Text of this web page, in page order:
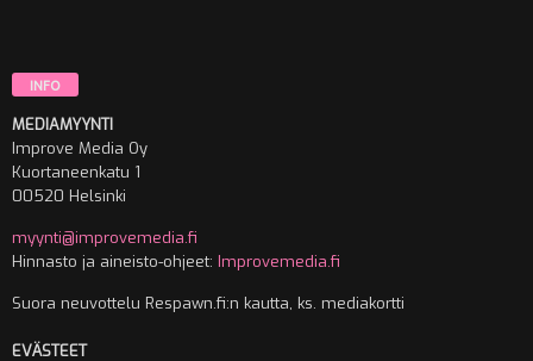
INFO
MEDIAMYYNTI
Improve Media Oy
Kuortaneenkatu 1
00520 Helsinki
myynti@improvemedia.fi
Hinnasto ja aineisto-ohjeet: Improvemedia.fi
Suora neuvottelu Respawn.fi:n kautta, ks. mediakortti
EVÄSTEET